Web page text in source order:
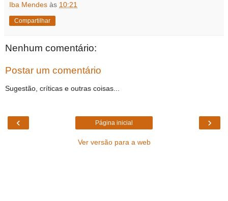
Iba Mendes às 10:21
Compartilhar
Nenhum comentário:
Postar um comentário
Sugestão, críticas e outras coisas...
‹ ›
Página inicial
Ver versão para a web